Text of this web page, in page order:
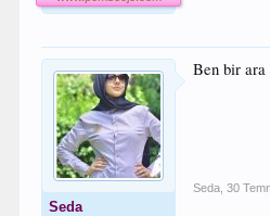
Seda
Ben bir
Seda 30